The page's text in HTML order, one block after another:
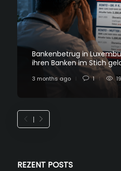
Bankenbetrug in
ihren Banken im Stich
3 months ago 1
REZENT POSTS